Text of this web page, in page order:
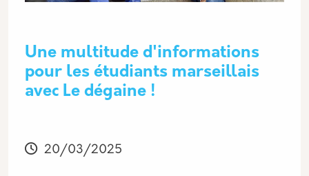
Une multitude d'informations
pour les étudiants marseillais
avec Le dégaine !
Modifié
20/03/2025